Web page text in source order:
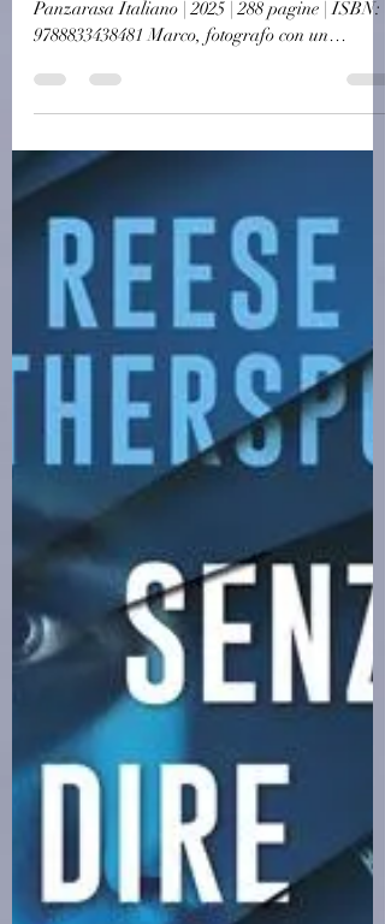
challagi
(C0686)Il collezionista di
poesie d'amore - Stefano
Panzarasa(2025)(64/3)
Il collezionista di poesie d'amore - Stefano
Panzarasa Italiano | 2025 | 288 pagine | ISBN:
9788833438481 Marco, fotografo con un
matrimonio alle spalle, ha una passione segreta:
collezionare poesie d’amore. A una festa,
incontra Irene, donna dal fascino misterioso. È
amore a prima vista - o così sembra. Ma Irene
sparisce lasciando solo enigmi: fotografie,
racconti sufi, parole-chiave. Marco, rapito dal
sentimento, si lancia in una ricerca che lo
trascina da Roma all’Abruzzo